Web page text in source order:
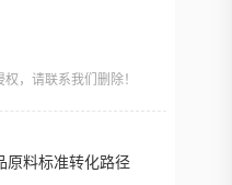
，请联系我们删除！
原料标准转化路径